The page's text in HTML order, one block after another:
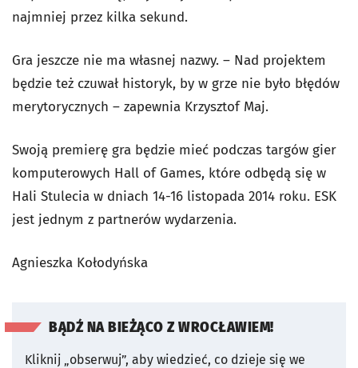
najmniej przez kilka sekund.
Gra jeszcze nie ma własnej nazwy. – Nad projektem
będzie też czuwał historyk, by w grze nie było błędów
merytorycznych – zapewnia Krzysztof Maj.
Swoją premierę gra będzie mieć podczas targów gier
komputerowych Hall of Games, które odbędą się w
Hali Stulecia w dniach 14-16 listopada 2014 roku. ESK
jest jednym z partnerów wydarzenia.
Agnieszka Kołodyńska
BĄDŹ NA BIEŻĄCO Z WROCŁAWIEM!
Kliknij „obserwuj”, aby wiedzieć, co dzieje się we